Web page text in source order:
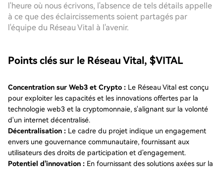
l'heure où nous écrivons, l'absence de tels détails appelle
à ce que des éclaircissements soient partagés par
l'équipe du Réseau Vital à l'avenir.
Points clés sur le Réseau Vital, $VITAL
Concentration sur Web3 et Crypto : Le Réseau Vital est conçu
pour exploiter les capacités et les innovations offertes par la
technologie web3 et la cryptomonnaie, s'alignant sur la volonté
d'un internet décentralisé.
Décentralisation : Le cadre du projet indique un engagement
envers une gouvernance communautaire, fournissant aux
utilisateurs des droits de participation et d'engagement.
Potentiel d'innovation : En fournissant des solutions axées sur la